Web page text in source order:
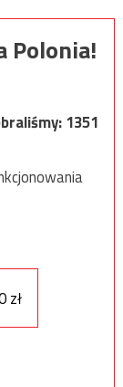
Polonia!
1351
zł